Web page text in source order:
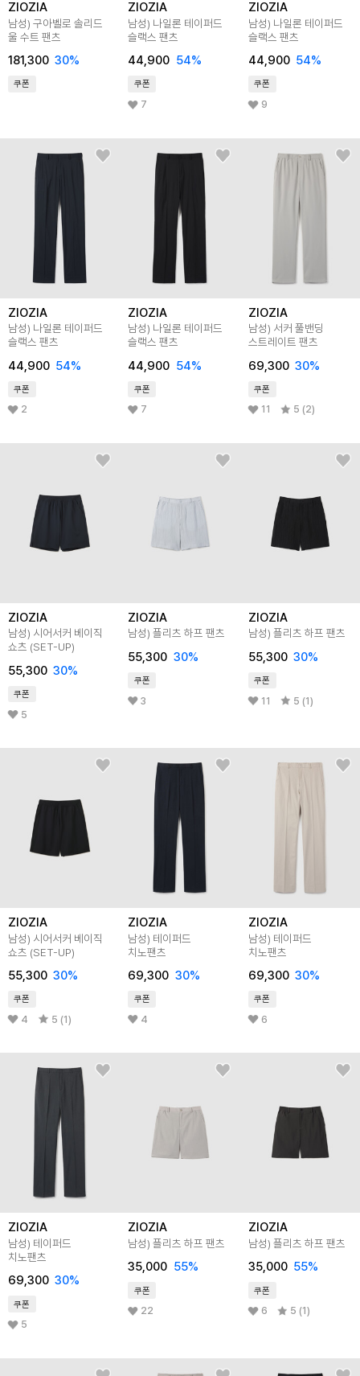
ZIOZIA
남성) 구아벨로 솔리드
울 수트 팬츠
181,300 30%
쿠폰
ZIOZIA
남성) 나일론 테이퍼드
슬랙스 팬츠
44,900 54%
쿠폰
7
ZIOZIA
남성) 나일론 테이퍼드
슬랙스 팬츠
44,900 54%
쿠폰
9
ZIOZIA
남성) 나일론 테이퍼드
슬랙스 팬츠
44,900 54%
쿠폰
2
ZIOZIA
남성) 나일론 테이퍼드
슬랙스 팬츠
44,900 54%
쿠폰
7
ZIOZIA
남성) 서커 풀밴딩
스트레이트 팬츠
69,300 30%
쿠폰
11 5 (2)
ZIOZIA
남성) 시어서커 베이직
쇼츠 (SET-UP)
55,300 30%
쿠폰
5
ZIOZIA
남성) 플리츠 하프 팬츠
55,300 30%
쿠폰
3
ZIOZIA
남성) 플리츠 하프 팬츠
55,300 30%
쿠폰
11 5 (1)
ZIOZIA
남성) 시어서커 베이직
쇼츠 (SET-UP)
55,300 30%
쿠폰
4 5 (1)
ZIOZIA
남성) 테이퍼드
치노팬츠
69,300 30%
쿠폰
4
ZIOZIA
남성) 테이퍼드
치노팬츠
69,300 30%
쿠폰
6
ZIOZIA
남성) 테이퍼드
치노팬츠
69,300 30%
쿠폰
5
ZIOZIA
남성) 플리츠 하프 팬츠
35,000 55%
쿠폰
22
ZIOZIA
남성) 플리츠 하프 팬츠
35,000 55%
쿠폰
6 5 (1)